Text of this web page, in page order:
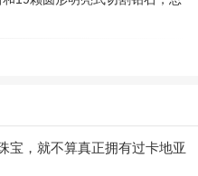
宝，就不算真正拥有过卡地亚